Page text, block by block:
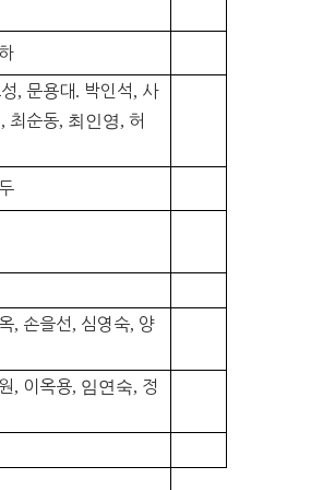
, 문용대. 박인석, 사
, 최순동, 최인영, 허
, 손을선, 심영숙, 양
, 이옥용, 임연숙, 정